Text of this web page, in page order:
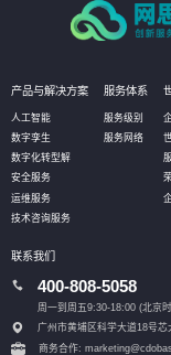
产品与解决方案
人工智能
数字孪生
数字化转型解
安全服务
运维服务
技术咨询服务
服务体系
服务级别
服务网络
联系我们
400-808-5058
周一到周五9:30-18:00 (北京时
广州市黄埔区科学大道18号芯
商务合作: